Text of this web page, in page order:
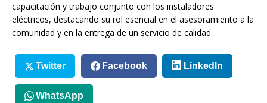
capacitación y trabajo conjunto con los instaladores
eléctricos, destacando su rol esencial en el asesoramiento a la
comunidad y en la entrega de un servicio de calidad.
Twitter Facebook LinkedIn
WhatsApp